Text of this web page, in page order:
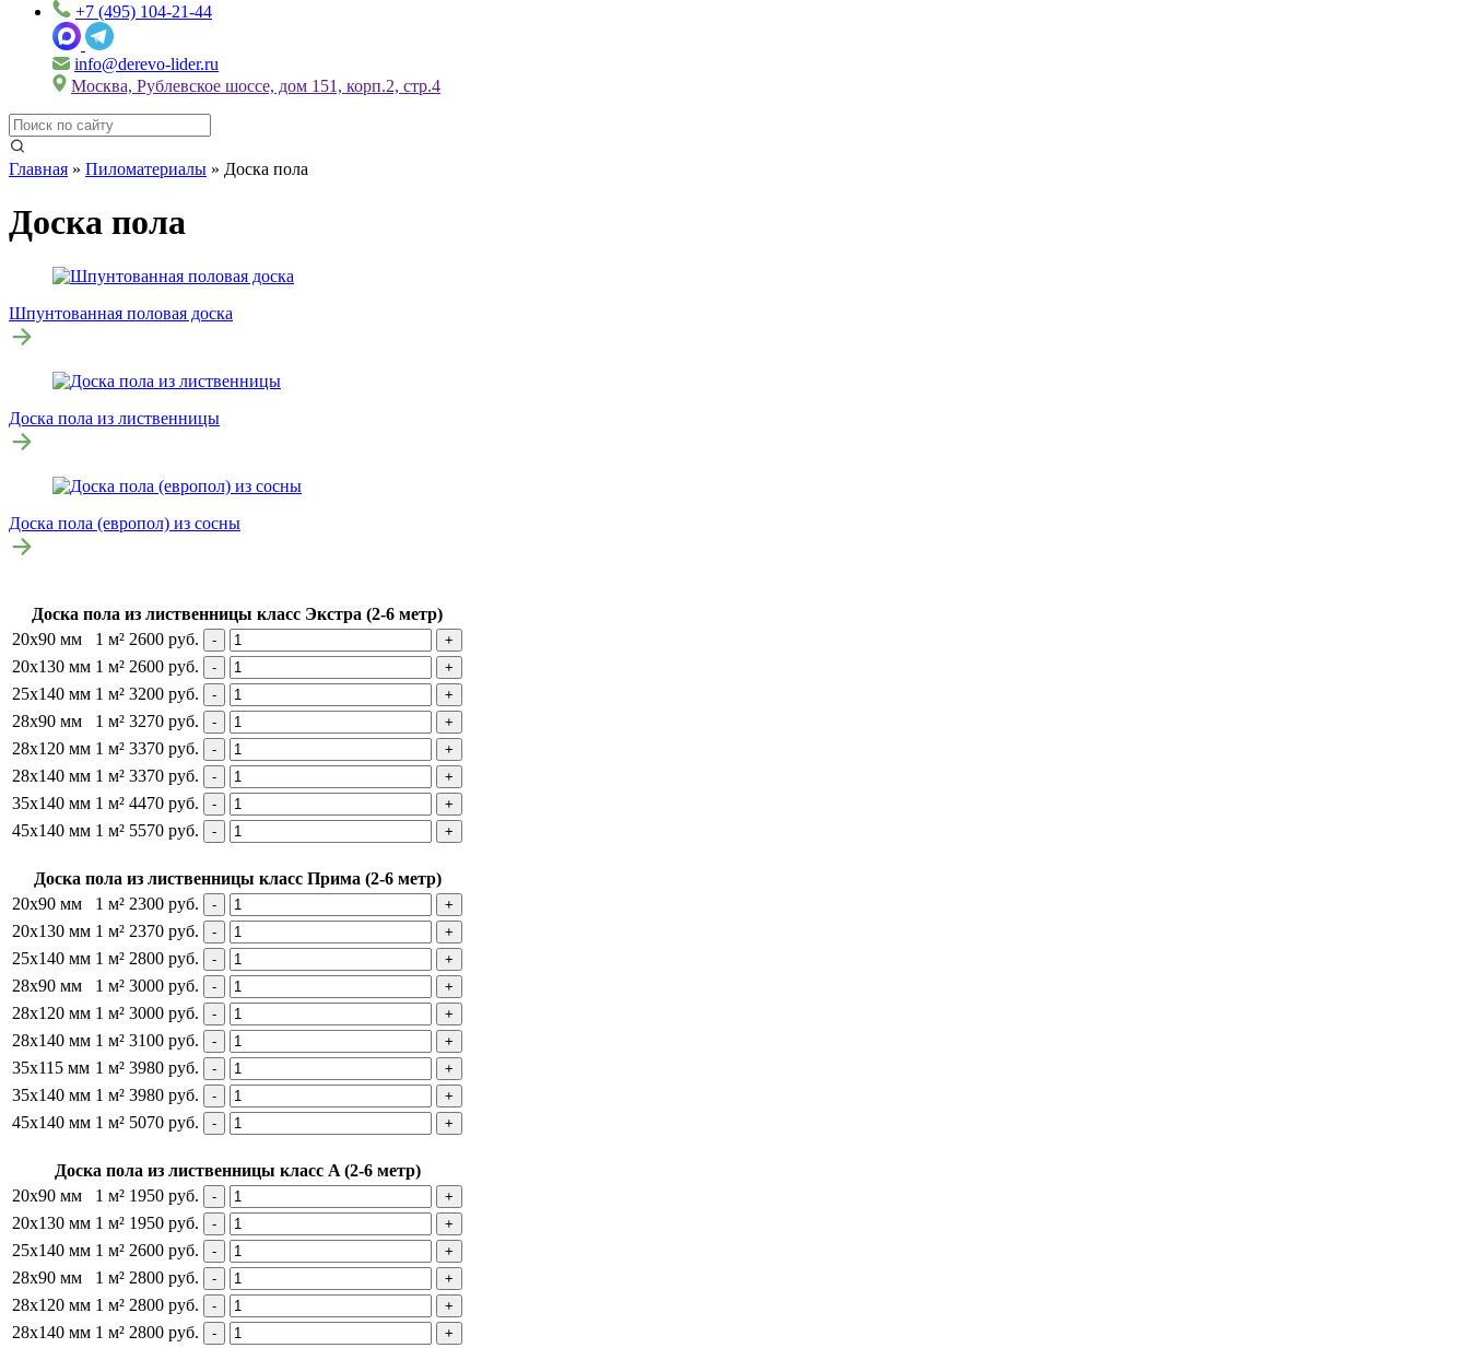
+7 (495) 104-21-44
info@derevo-lider.ru
Москва, Рублевское шоссе, дом 151, корп.2, стр.4
Главная » Пиломатериалы » Доска пола
Доска пола
Шпунтованная половая доска
Доска пола из лиственницы
Доска пола (европол) из сосны
Доска пола из лиственницы класс Экстра (2-6 метр)
20х90 мм
1 м² 2600 руб.
20х130 мм 1 м² 2600 руб.
25х140 мм 1 м² 3200 руб.
28х90 мм
1 м² 3270 руб.
28х120 мм 1 м² 3370 руб.
28х140 мм 1 м² 3370 руб.
35х140 мм 1 м² 4470 руб.
45х140 мм 1 м² 5570 руб.
Доска пола из лиственницы класс Прима (2-6 метр)
20х90 мм
1 м² 2300 руб.
20х130 мм 1 м² 2370 руб.
25х140 мм 1 м² 2800 руб.
28х90 мм
1 м² 3000 руб.
28х120 мм 1 м² 3000 руб.
28х140 мм 1 м² 3100 руб.
35х115 мм 1 м² 3980 руб.
35х140 мм 1 м² 3980 руб.
45х140 мм 1 м² 5070 руб.
Доска пола из лиственницы класс A (2-6 метр)
20х90 мм
1 м² 1950 руб.
20х130 мм 1 м² 1950 руб.
25х140 мм 1 м² 2600 руб.
28х90 мм
1 м² 2800 руб.
28х120 мм 1 м² 2800 руб.
28х140 мм 1 м² 2800 руб.